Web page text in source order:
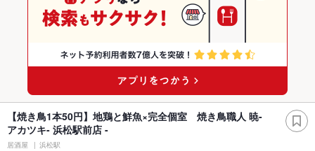
【焼き鳥1本50円】地鶏と鮮魚×完全個室 焼き鳥職人 暁-
アカツキ- 浜松駅前店 -
居酒屋 浜松駅